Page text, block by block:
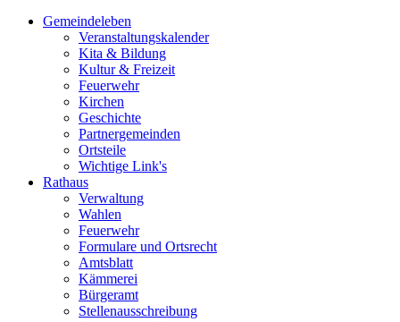
Gemeindeleben
Veranstaltungskalender
Kita & Bildung
Kultur & Freizeit
Feuerwehr
Kirchen
Geschichte
Partnergemeinden
Ortsteile
Wichtige Link's
Rathaus
Verwaltung
Wahlen
Feuerwehr
Formulare und Ortsrecht
Amtsblatt
Kämmerei
Bürgeramt
Stellenausschreibung